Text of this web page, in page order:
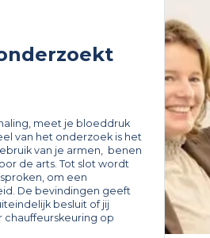
meet je bloeddruk
van het onderzoek is het
van je armen, benen
de arts. Tot slot wordt
om een
De bevindingen geeft
besluit of jij
chauffeurskeuring op